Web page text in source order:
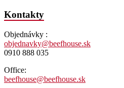
Kontakty
Objednávky :
objednavky@beefhouse.sk
0910 888 035
Office:
beefhouse@beefhouse.sk